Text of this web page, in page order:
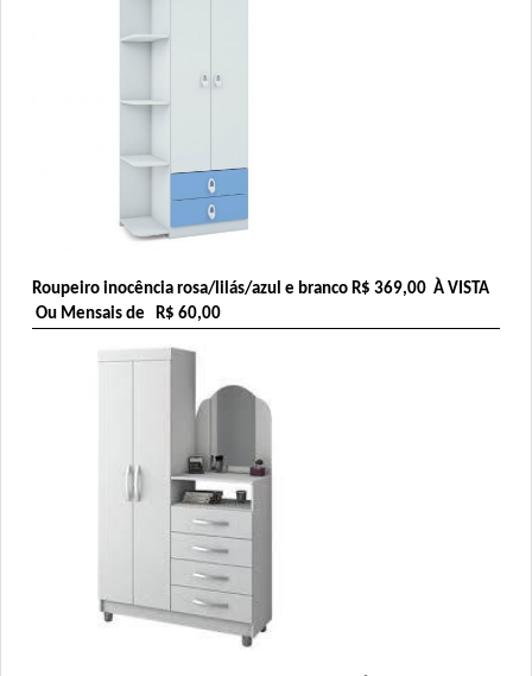
Roupeiro inocência rosa/lilás/azul e branco R$ 369,00 À VISTA
Ou Mensais de   R$ 60,00